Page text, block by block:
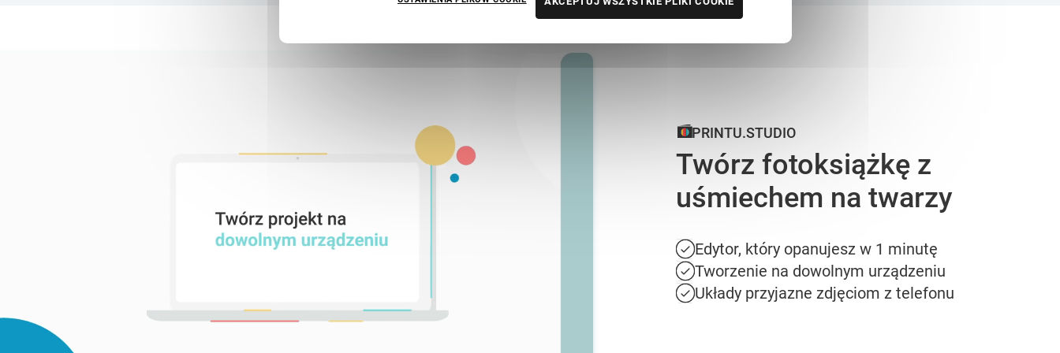
PRINTU.STUDIO
Twórz fotoksiążkę z
uśmiechem na twarzy
Edytor, który opanujesz w 1 minutę
Tworzenie na dowolnym urządzeniu
Układy przyjazne zdjęciom z telefonu